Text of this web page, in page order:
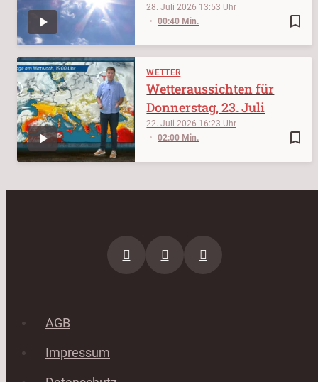
bookmark_border
28. Juli 2026 13:53
00:40 Min.
WETTER
bookmark_border
22. Juli 2026 16:23
02:00 Min.
Wetteraussichten für
Donnerstag, 23. Juli
AGB
Impressum